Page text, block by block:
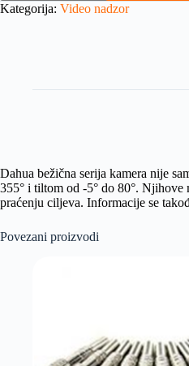
Kategorija: Video nadzor
Dahua bežična serija kamera nije
355° i tiltom od -5° do 80°.
praćenju ciljeva. Informacije se
Povezani proizvodi